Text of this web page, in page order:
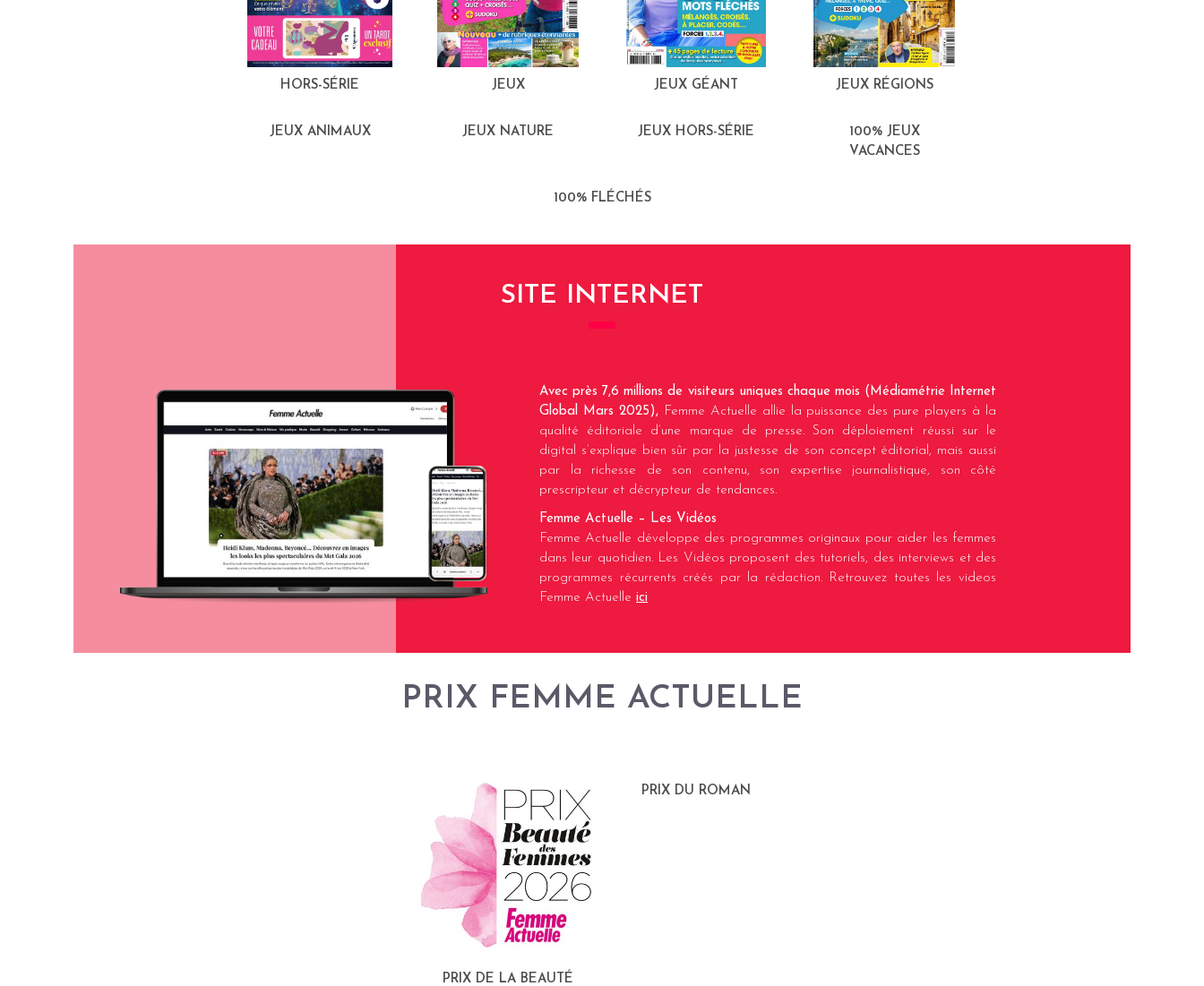
HORS-SÉRIE JEUX JEUX GÉANT JEUX RÉGIONS
JEUX ANIMAUX JEUX NATURE JEUX HORS-SÉRIE
100% JEUX
VACANCES
100% FLÉCHÉS
SITE INTERNET
Avec près 7,6 millions de visiteurs uniques chaque mois (Médiamétrie Internet
Global Mars 2025), Femme Actuelle allie la puissance des pure players à la
qualité éditoriale d’une marque de presse. Son déploiement réussi sur le
digital s’explique bien sûr par la justesse de son concept éditorial, mais aussi
par la richesse de son contenu, son expertise journalistique, son côté
prescripteur et décrypteur de tendances.
Femme Actuelle – Les Vidéos
Femme Actuelle développe des programmes originaux pour aider les femmes
dans leur quotidien. Les Vidéos proposent des tutoriels, des interviews et des
programmes récurrents créés par la rédaction. Retrouvez toutes les videos
Femme Actuelle ici
PRIX FEMME ACTUELLE
PRIX DE LA BEAUTÉ
PRIX DU ROMAN